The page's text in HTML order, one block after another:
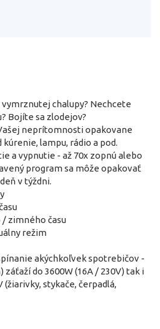
chalupy? Nechcete
Bojíte sa zlodejov?
neprítomnosti opakovane
lampu, rádio a pod.
a vypnutie - až 70x zopnú alebo
program sa môže opakovať
v týždni.
/ zimného času
režim
akýchkoľvek spotrebičov -
do 3600W (16A / 230V) tak i
(žiarivky, stykače, čerpadlá,